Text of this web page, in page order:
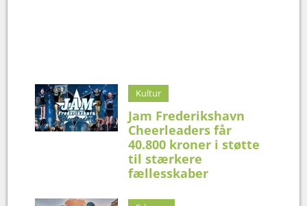
Kultur
Jam Frederikshavn
Cheerleaders får
40.800 kroner i støtte
til stærkere
fællesskaber